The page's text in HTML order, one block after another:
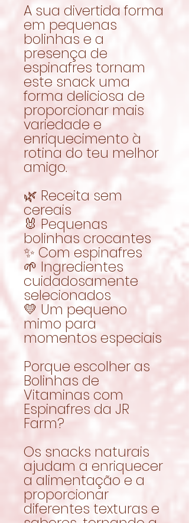
A sua divertida forma
em pequenas
bolinhas e a
presença de
espinafres tornam
este snack uma
forma deliciosa de
proporcionar mais
variedade e
enriquecimento à
rotina do teu melhor
amigo.
🌿 Receita sem
cereais
🐰 Pequenas
bolinhas crocantes
✨ Com espinafres
🌱 Ingredientes
cuidadosamente
selecionados
💛 Um pequeno
mimo para
momentos especiais
Porque escolher as
Bolinhas de
Vitaminas com
Espinafres da JR
Farm?
Os snacks naturais
ajudam a enriquecer
a alimentação e a
proporcionar
diferentes texturas e